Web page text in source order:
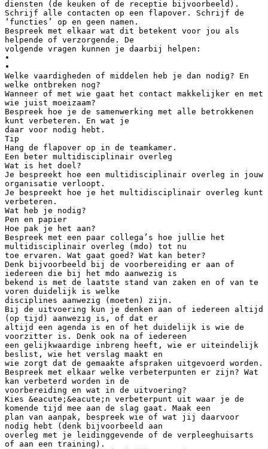
diensten (de keuken of de receptie bijvoorbeeld).
Schrijf alle contacten op een flapover. Schrijf de
‘functies’ op en geen namen.
Bespreek met elkaar wat dit betekent voor jou als
helpende of verzorgende. De
volgende vragen kunnen je daarbij helpen:
•
•
Welke vaardigheden of middelen heb je dan nodig? En
welke ontbreken nog?
Wanneer of met wie gaat het contact makkelijker en met
wie juist moeizaam?
Bespreek hoe je de samenwerking met alle betrokkenen
kunt verbeteren. En wat je
daar voor nodig hebt.
Tip
Hang de flapover op in de teamkamer.
Een beter multidisciplinair overleg
Wat is het doel?
Je bespreekt hoe een multidisciplinair overleg in jouw
organisatie verloopt.
Je bespreekt hoe je het multidisciplinair overleg kunt
verbeteren.
Wat heb je nodig?
Pen en papier
Hoe pak je het aan?
Bespreek met een paar collega’s hoe jullie het
multidisciplinair overleg (mdo) tot nu
toe ervaren. Wat gaat goed? Wat kan beter?
Denk bijvoorbeeld bij de voorbereiding er aan of
iedereen die bij het mdo aanwezig is
bekend is met de laatste stand van zaken en of van te
voren duidelijk is welke
disciplines aanwezig (moeten) zijn.
Bij de uitvoering kun je denken aan of iedereen altijd
(op tijd) aanwezig is, of dat er
altijd een agenda is en of het duidelijk is wie de
voorzitter is. Denk ook na of iedereen
een gelijkwaardige inbreng heeft, wie er uiteindelijk
beslist, wie het verslag maakt en
wie zorgt dat de gemaakte afspraken uitgevoerd worden.
Bespreek met elkaar welke verbeterpunten er zijn? Wat
kan verbeterd worden in de
voorbereiding en wat in de uitvoering?
Kies &eacute;&eacute;n verbeterpunt uit waar je de
komende tijd mee aan de slag gaat. Maak een
plan van aanpak, bespreek wie of wat jij daarvoor
nodig hebt (denk bijvoorbeeld aan
overleg met je leidinggevende of de verpleeghuisarts
of aan een training).